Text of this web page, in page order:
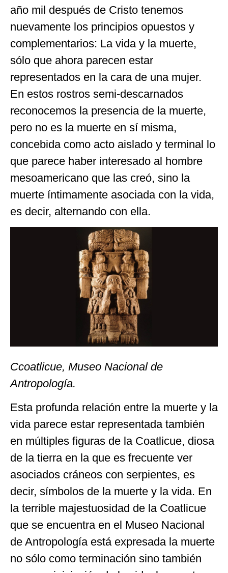
año mil después de Cristo tenemos
nuevamente los principios opuestos y
complementarios: La vida y la muerte,
sólo que ahora parecen estar
representados en la cara de una mujer.
En estos rostros semi-descarnados
reconocemos la presencia de la muerte,
pero no es la muerte en sí misma,
concebida como acto aislado y terminal lo
que parece haber interesado al hombre
mesoamericano que las creó, sino la
muerte íntimamente asociada con la vida,
es decir, alternando con ella.
Ccoatlicue, Museo Nacional de
Antropología.
Esta profunda relación entre la muerte y la
vida parece estar representada también
en múltiples figuras de la Coatlicue, diosa
de la tierra en la que es frecuente ver
asociados cráneos con serpientes, es
decir, símbolos de la muerte y la vida. En
la terrible majestuosidad de la Coatlicue
que se encuentra en el Museo Nacional
de Antropología está expresada la muerte
no sólo como terminación sino también